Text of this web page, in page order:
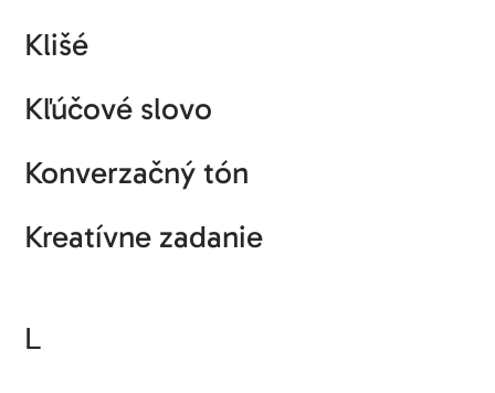
Klišé
Kľúčové slovo
Konverzačný tón
Kreatívne zadanie
L